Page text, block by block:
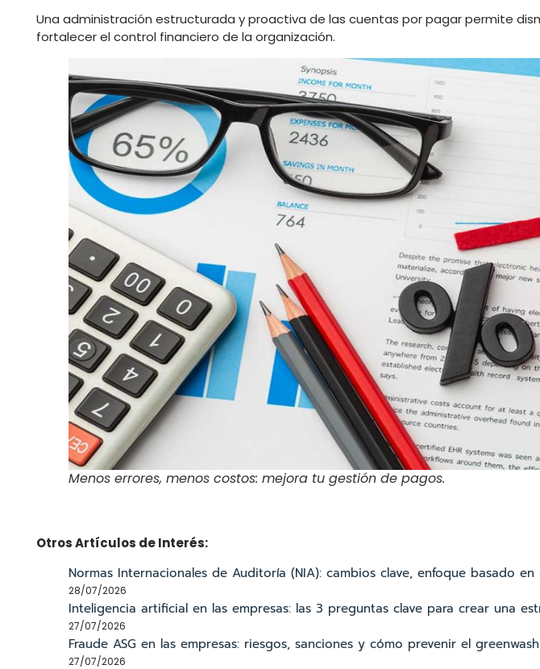
Una administración estructurada y proactiva de las cuentas por pagar permite
fortalecer el control financiero de la organización.
Menos errores, menos costos: mejora tu gestión de pagos.
Otros Artículos de Interés:
Normas Internacionales de Auditoría (NIA): cambios clave, enfoque basado
28/07/2026
Inteligencia artificial en las empresas: las 3 preguntas clave para crear una
27/07/2026
Fraude ASG en las empresas: riesgos, sanciones y cómo prevenir el
27/07/2026